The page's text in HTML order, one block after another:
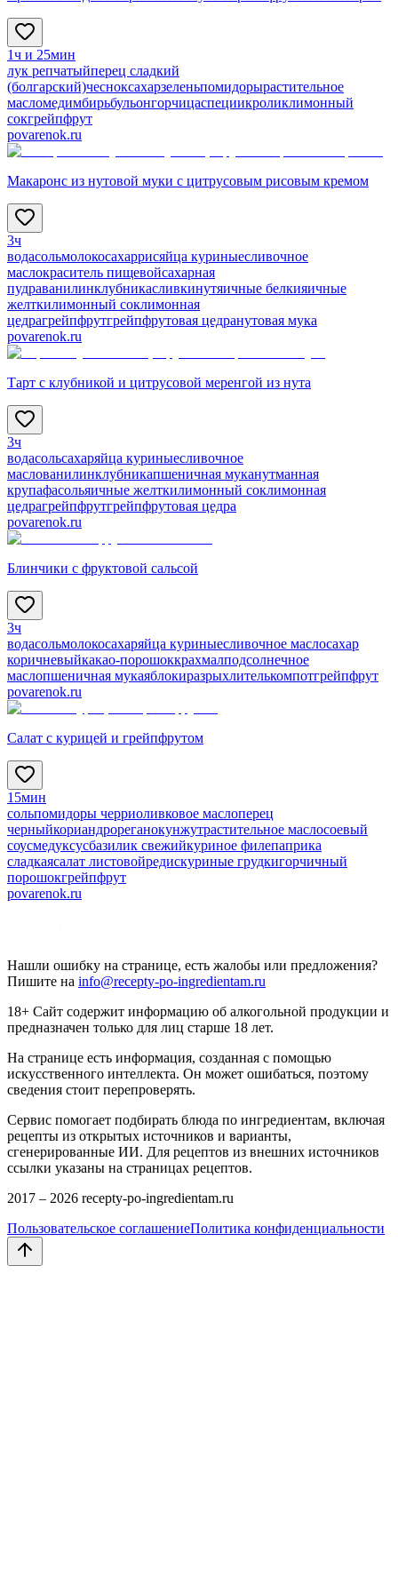
1ч и 25мин
лук репчатыйперец сладкий
(болгарский)чесноксахарзеленьпомидорырастительное
масломедимбирьбульонгорчицаспециикроликлимонный
сокгрейпфрут
povarenok.ru
Макаронс из нутовой муки с цитрусовым рисовым кремом
3ч
водасольмолокосахаррисяйца куриныесливочное
маслокраситель пищевойсахарная
пудраванилинклубникасливкинутяичные белкияичные
желткилимонный соклимонная
цедрагрейпфрутгрейпфрутовая цедранутовая мука
povarenok.ru
Тарт с клубникой и цитрусовой меренгой из нута
3ч
водасольсахаряйца куриныесливочное
маслованилинклубникапшеничная муканутманная
крупафасольяичные желткилимонный соклимонная
цедрагрейпфрутгрейпфрутовая цедра
povarenok.ru
Блинчики с фруктовой сальсой
3ч
водасольмолокосахаряйца куриныесливочное маслосахар
коричневыйкакао-порошоккрахмалподсолнечное
маслопшеничная мукаяблокиразрыхлителькомпотгрейпфрут
povarenok.ru
Салат с курицей и грейпфрутом
15мин
сольпомидоры черриоливковое маслоперец
черныйкориандрореганокунжутрастительное маслосоевый
соусмедуксусбазилик свежийкуриное филепаприка
сладкаясалат листовойредискуриные грудкигорчичный
порошокгрейпфрут
povarenok.ru
Нашли ошибку на странице, есть жалобы или предложения?
Пишите на info@recepty-po-ingredientam.ru
18+ Сайт содержит информацию об алкогольной продукции и
предназначен только для лиц старше 18 лет.
На странице есть информация, созданная с помощью
искусственного интеллекта. Он может ошибаться, поэтому
сведения стоит перепроверять.
Сервис помогает подбирать блюда по ингредиентам, включая
рецепты из открытых источников и варианты,
сгенерированные ИИ. Для рецептов из внешних источников
ссылки указаны на страницах рецептов.
2017 – 2026 recepty-po-ingredientam.ru
Пользовательское соглашениеПолитика конфиденциальности